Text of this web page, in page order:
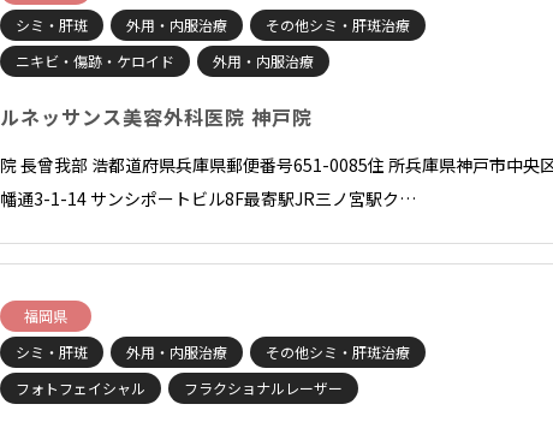
シミ・肝斑
外用・内服治療
その他シミ・肝斑治療
ニキビ・傷跡・ケロイド
外用・内服治療
ルネッサンス美容外科医院 神戸院
院 長曾我部 浩都道府県兵庫県郵便番号651-0085住 所兵庫県神戸市中央
幡通3-1-14 サンシポートビル8F最寄駅JR三ノ宮駅ク…
福岡県
シミ・肝斑
外用・内服治療
その他シミ・肝斑治療
フォトフェイシャル
フラクショナルレーザー